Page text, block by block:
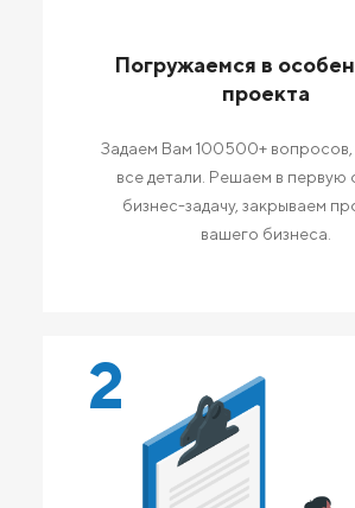
Погружаемся в
проекта
Задаем Вам 100500+ вопросов,
все детали. Решаем в первую
бизнес-задачу, закрываем
вашего бизнеса.
2